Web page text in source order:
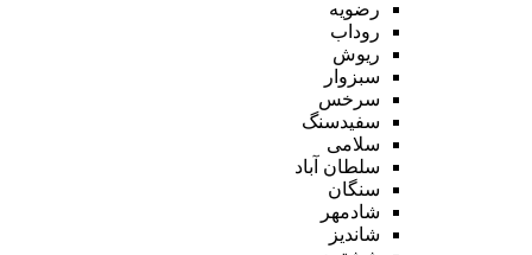
رضویه
روداب
ریوش
سبزوار
سرخس
سفیدسنگ
سلامی
سلطان آباد
سنگان
شادمهر
شاندیز